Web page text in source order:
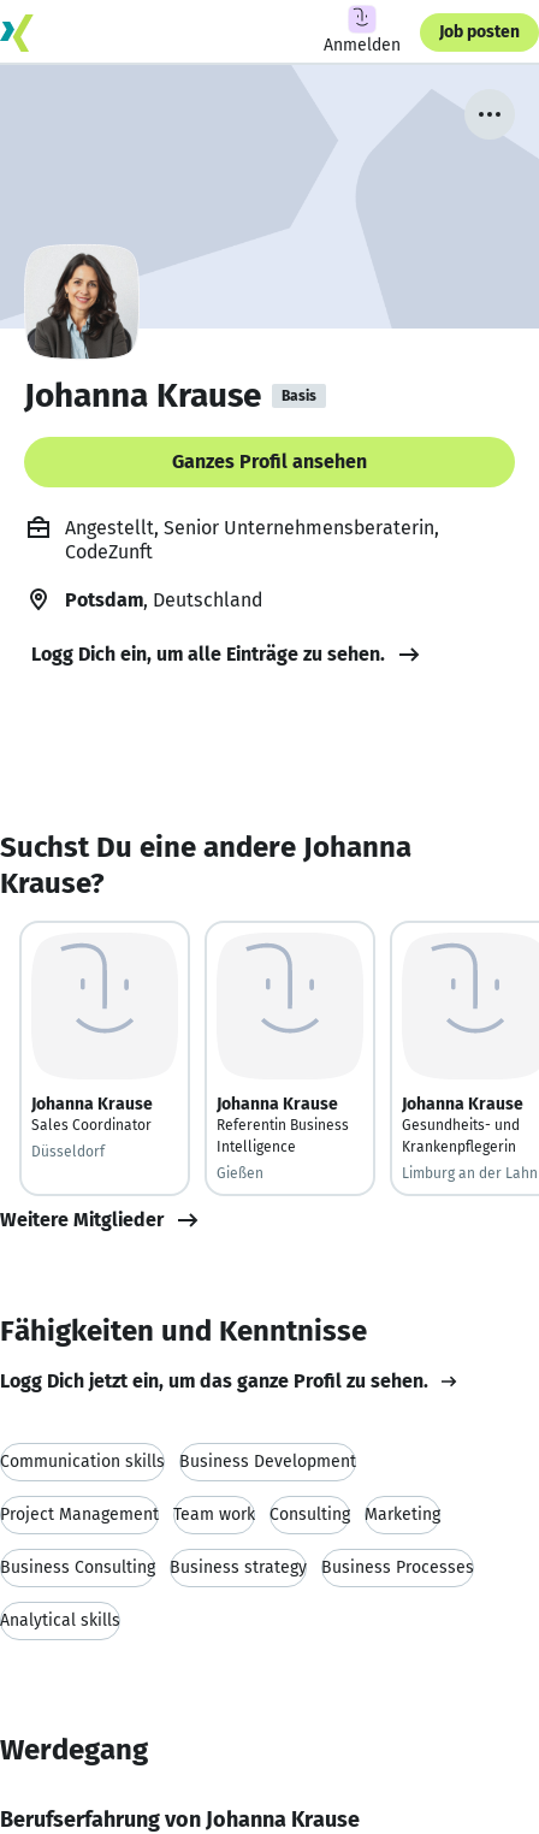
Anmelden
Job posten
Johanna Krause Basis
Ganzes Profil ansehen
Angestellt, Senior Unternehmensberaterin,
CodeZunft
Potsdam, Deutschland
Logg Dich ein, um alle Einträge zu sehen.
Suchst Du eine andere Johanna
Krause?
Johanna Krause
Sales Coordinator
Düsseldorf
Johanna Krause
Referentin Business
Intelligence
Gießen
Johanna Krause
Gesundheits- und
Krankenpflegerin
Limburg an der Lahn
Weitere Mitglieder
Fähigkeiten und Kenntnisse
Logg Dich jetzt ein, um das ganze Profil zu sehen.
Communication skills Business Development
Project Management Team work Consulting Marketing
Business Consulting Business strategy Business Processes
Analytical skills
Werdegang
Berufserfahrung von Johanna Krause